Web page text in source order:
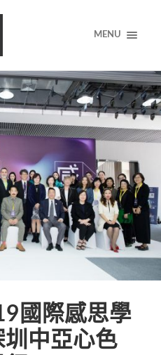
MENU
國際感思學
中亞心色